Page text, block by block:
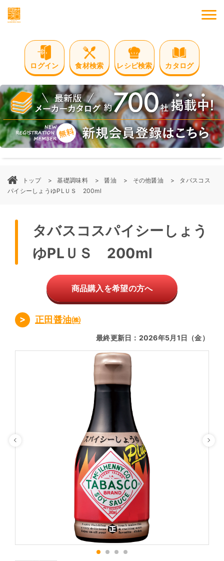
ログイン 食材検索 レシピ検索 カタログ
トップ 基礎調味料 醤油 その他醤油
タバスコス
パイシーしょうゆPLＵＳ 200ml
タバスコスパイシーしょう
ゆPLＵＳ 200ml
商品購入を希望の方へ
正田醤油㈱
最終更新日：2026年5月1日（金）